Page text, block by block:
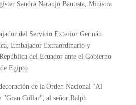
Sandra Naranjo Bautista, Ministra
del Servicio Exterior Germán
Embajador Extraordinario y
del Ecuador ante el Gobierno
Egipto
de la Orden Nacional "Al
"Gran Collar", al señor Ralph